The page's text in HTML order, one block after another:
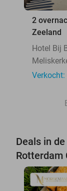
2
Zeeland
Hotel Bij
Verkocht:
Deals in
Rotterdam